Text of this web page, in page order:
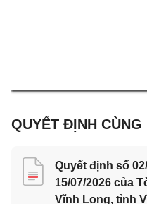
QUYẾT ĐỊNH
Quyết định số
15/07/2026 của
Vĩnh Long, tỉnh